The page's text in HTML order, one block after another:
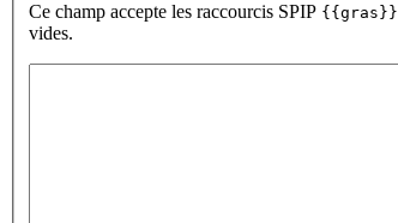
Ce champ accepte les raccourcis SPIP {{gras}}
vides.